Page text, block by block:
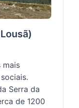
mais
Serra da
de 1200